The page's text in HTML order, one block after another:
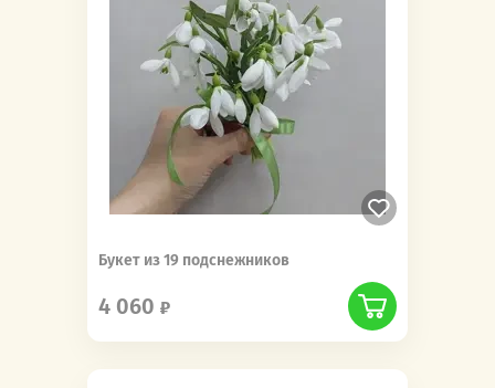
Букет из 19 подснежников
4 060